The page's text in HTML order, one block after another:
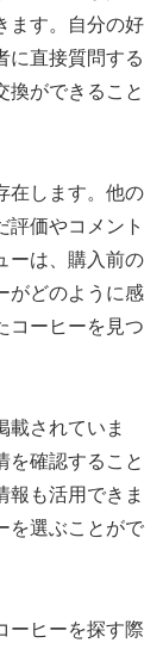
ます。自分の好
に直接質問する
換ができること
在します。他の
評価やコメント
ーは、購入前の
がどのように感
コーヒーを見つ
載されていま
を確認すること
報も活用できま
を選ぶことがで
ーヒーを探す際